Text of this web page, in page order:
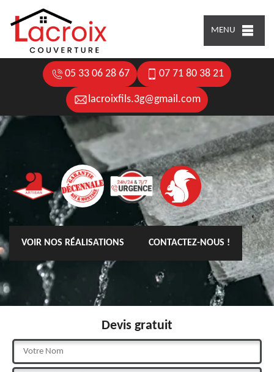
MENU
05 33 06 28 67 07 71 80 38 21
lacroixfils.3g@gmail.com
VOIR NOS RÉALISATIONS CONTACTEZ-NOUS !
Devis gratuit